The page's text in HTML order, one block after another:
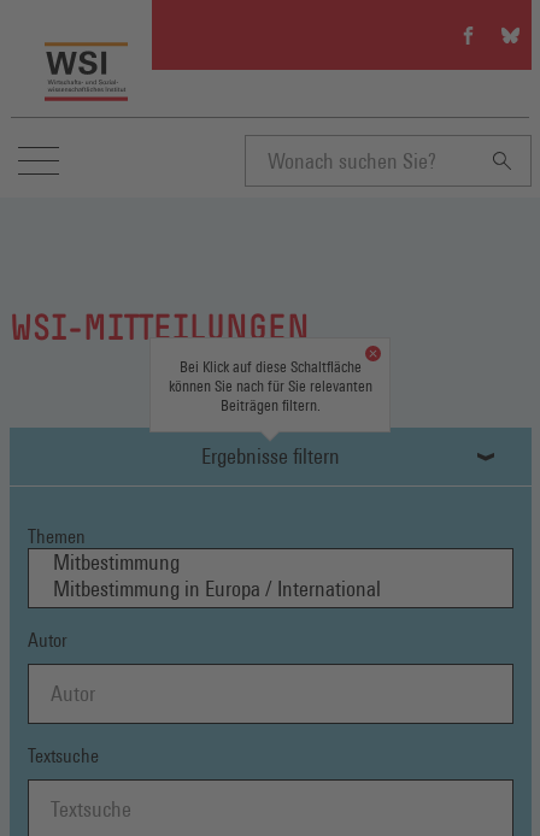
WSI
auf
(Öffnet
in
einem
neuen
WSI
auf
in
WSI-MITTEILUNGEN
Ergebnisse filtern
Bei Klick auf diese Schaltfläche
können Sie nach für Sie relevanten
Beiträgen filtern.
Themen
Autor
Textsuche